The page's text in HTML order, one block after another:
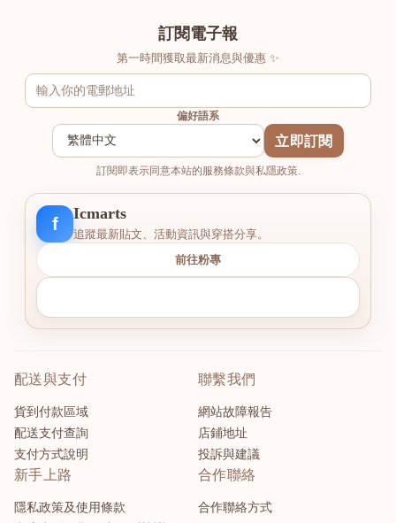
訂閱電子報
第一時間獲取最新消息與優惠 ✨
偏好語系
立即訂閱
訂閱即表示同意本站的服務條款與私隱政策.
f
Icmarts
追蹤最新貼文、活動資訊與穿搭分享。
前往粉專
配送與支付
貨到付款區域
配送支付查詢
支付方式說明
聯繫我們
網站故障報告
店鋪地址
投訴與建議
新手上路
隱私政策及使用條款
合作聯絡
合作聯絡方式